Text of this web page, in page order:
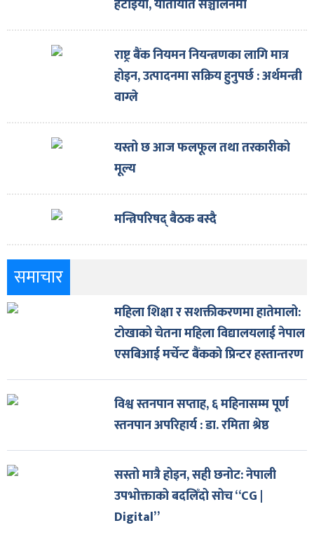
हटाइयो, यातायात सञ्चालनमा
राष्ट्र बैंक नियमन नियन्त्रणका लागि मात्र
होइन, उत्पादनमा सक्रिय हुनुपर्छ : अर्थमन्त्री
वाग्ले
यस्तो छ आज फलफूल तथा तरकारीको
मूल्य
मन्त्रिपरिषद् बैठक बस्दै
समाचार
महिला शिक्षा र सशक्तीकरणमा हातेमालो:
टोखाको चेतना महिला विद्यालयलाई नेपाल
एसबिआई मर्चेन्ट बैंकको प्रिन्टर हस्तान्तरण
विश्व स्तनपान सप्ताह, ६ महिनासम्म पूर्ण
स्तनपान अपरिहार्य : डा. रमिता श्रेष्ठ
सस्तो मात्रै होइन, सही छनोट: नेपाली
उपभोक्ताको बदलिँदो सोच “CG |
Digital”